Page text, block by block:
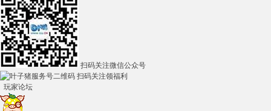
扫码关注微信公众号
扫码关注领福利
玩家论坛